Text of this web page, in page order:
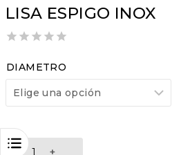
LISA ESPIGO INOX
out
of
DIAMETRO
GRATA